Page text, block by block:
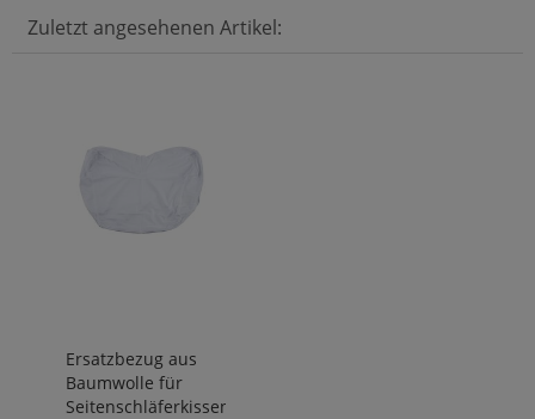
Zuletzt angesehenen Artikel:
Ersatzbezug aus
Baumwolle für
Seitenschläferkissen